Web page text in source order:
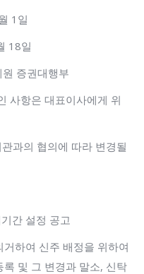
1일
18일
증권대행부
사항은 대표이사에게 위
과의 협의에 따라 변경될
간 설정 공고
하여 신주 배정을 위하여
및 그 변경과 말소, 신탁